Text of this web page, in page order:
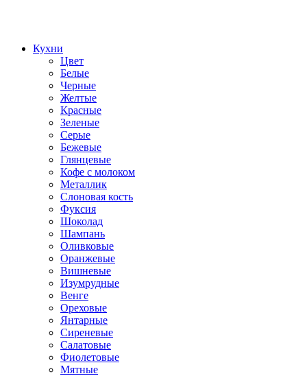
Кухни
Цвет
Белые
Черные
Желтые
Красные
Зеленые
Серые
Бежевые
Глянцевые
Кофе с молоком
Металлик
Слоновая кость
Фуксия
Шоколад
Шампань
Оливковые
Оранжевые
Вишневые
Изумрудные
Венге
Ореховые
Янтарные
Сиреневые
Салатовые
Фиолетовые
Мятные